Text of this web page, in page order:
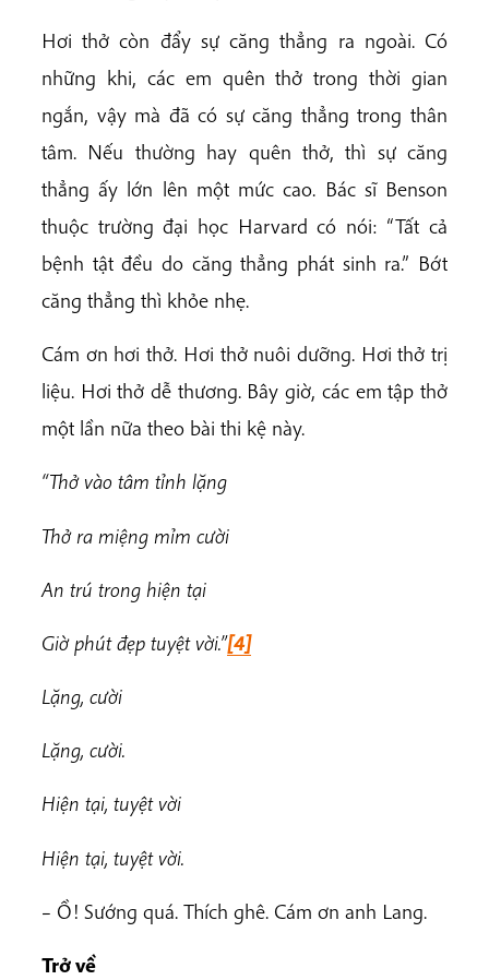
Hơi thở còn đẩy sự căng thẳng ra ngoài. Có
những khi, các em quên thở trong thời gian
ngắn, vậy mà đã có sự căng thẳng trong thân
tâm. Nếu thường hay quên thở, thì sự căng
thẳng ấy lớn lên một mức cao. Bác sĩ Benson
thuộc trường đại học Harvard có nói: “Tất cả
bệnh tật đều do căng thẳng phát sinh ra.” Bớt
căng thẳng thì khỏe nhẹ.
Cám ơn hơi thở. Hơi thở nuôi dưỡng. Hơi thở trị
liệu. Hơi thở dễ thương. Bây giờ, các em tập thở
một lần nữa theo bài thi kệ này.
“Thở vào tâm tỉnh lặng
Thở ra miệng mỉm cười
An trú trong hiện tại
Giờ phút đẹp tuyệt vời.”[4]
Lặng, cười
Lặng, cười.
Hiện tại, tuyệt vời
Hiện tại, tuyệt vời.
– Ồ! Sướng quá. Thích ghê. Cám ơn anh Lang.
Trở về